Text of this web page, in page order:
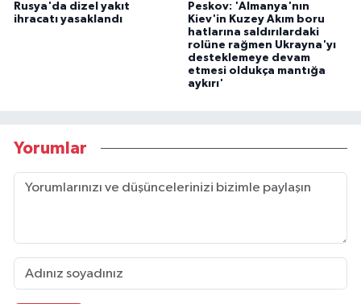
Rusya'da dizel yakıt
ihracatı yasaklandı
Peskov: 'Almanya'nın
Kiev'in Kuzey Akım boru
hatlarına saldırılardaki
rolüne rağmen Ukrayna'yı
desteklemeye devam
etmesi oldukça mantığa
aykırı'
Yorumlar